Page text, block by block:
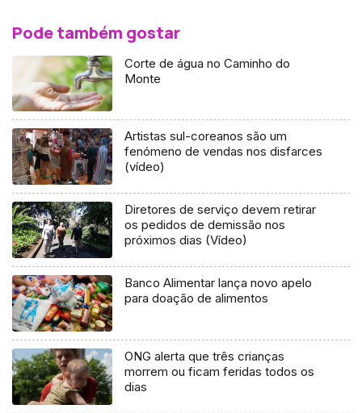
Pode também gostar
Corte de água no Caminho do
Monte
Artistas sul-coreanos são um
fenómeno de vendas nos disfarces
(vídeo)
Diretores de serviço devem retirar
os pedidos de demissão nos
próximos dias (Vídeo)
Banco Alimentar lança novo apelo
para doação de alimentos
ONG alerta que três crianças
morrem ou ficam feridas todos os
dias